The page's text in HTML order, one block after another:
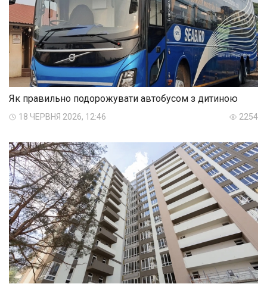
Як правильно подорожувати автобусом з дитиною
18 ЧЕРВНЯ 2026, 12:46 2254